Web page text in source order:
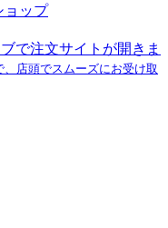
ョップ
ブで注文サイトが開きま
店頭でスムーズにお受け取